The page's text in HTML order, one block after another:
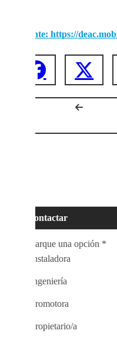
Fuente: https://
Contactar
Marque una opción *
Instaladora
Ingeniería
Promotora
Propietario/a